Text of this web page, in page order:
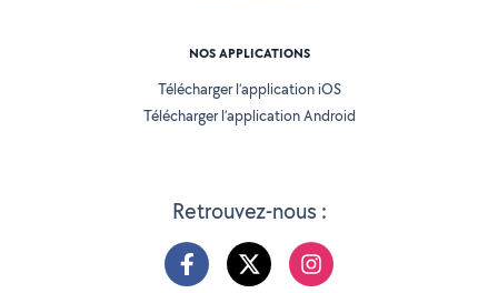
Retrouvez-nous :
NOS APPLICATIONS
Télécharger l’application iOS
Télécharger l’application Android